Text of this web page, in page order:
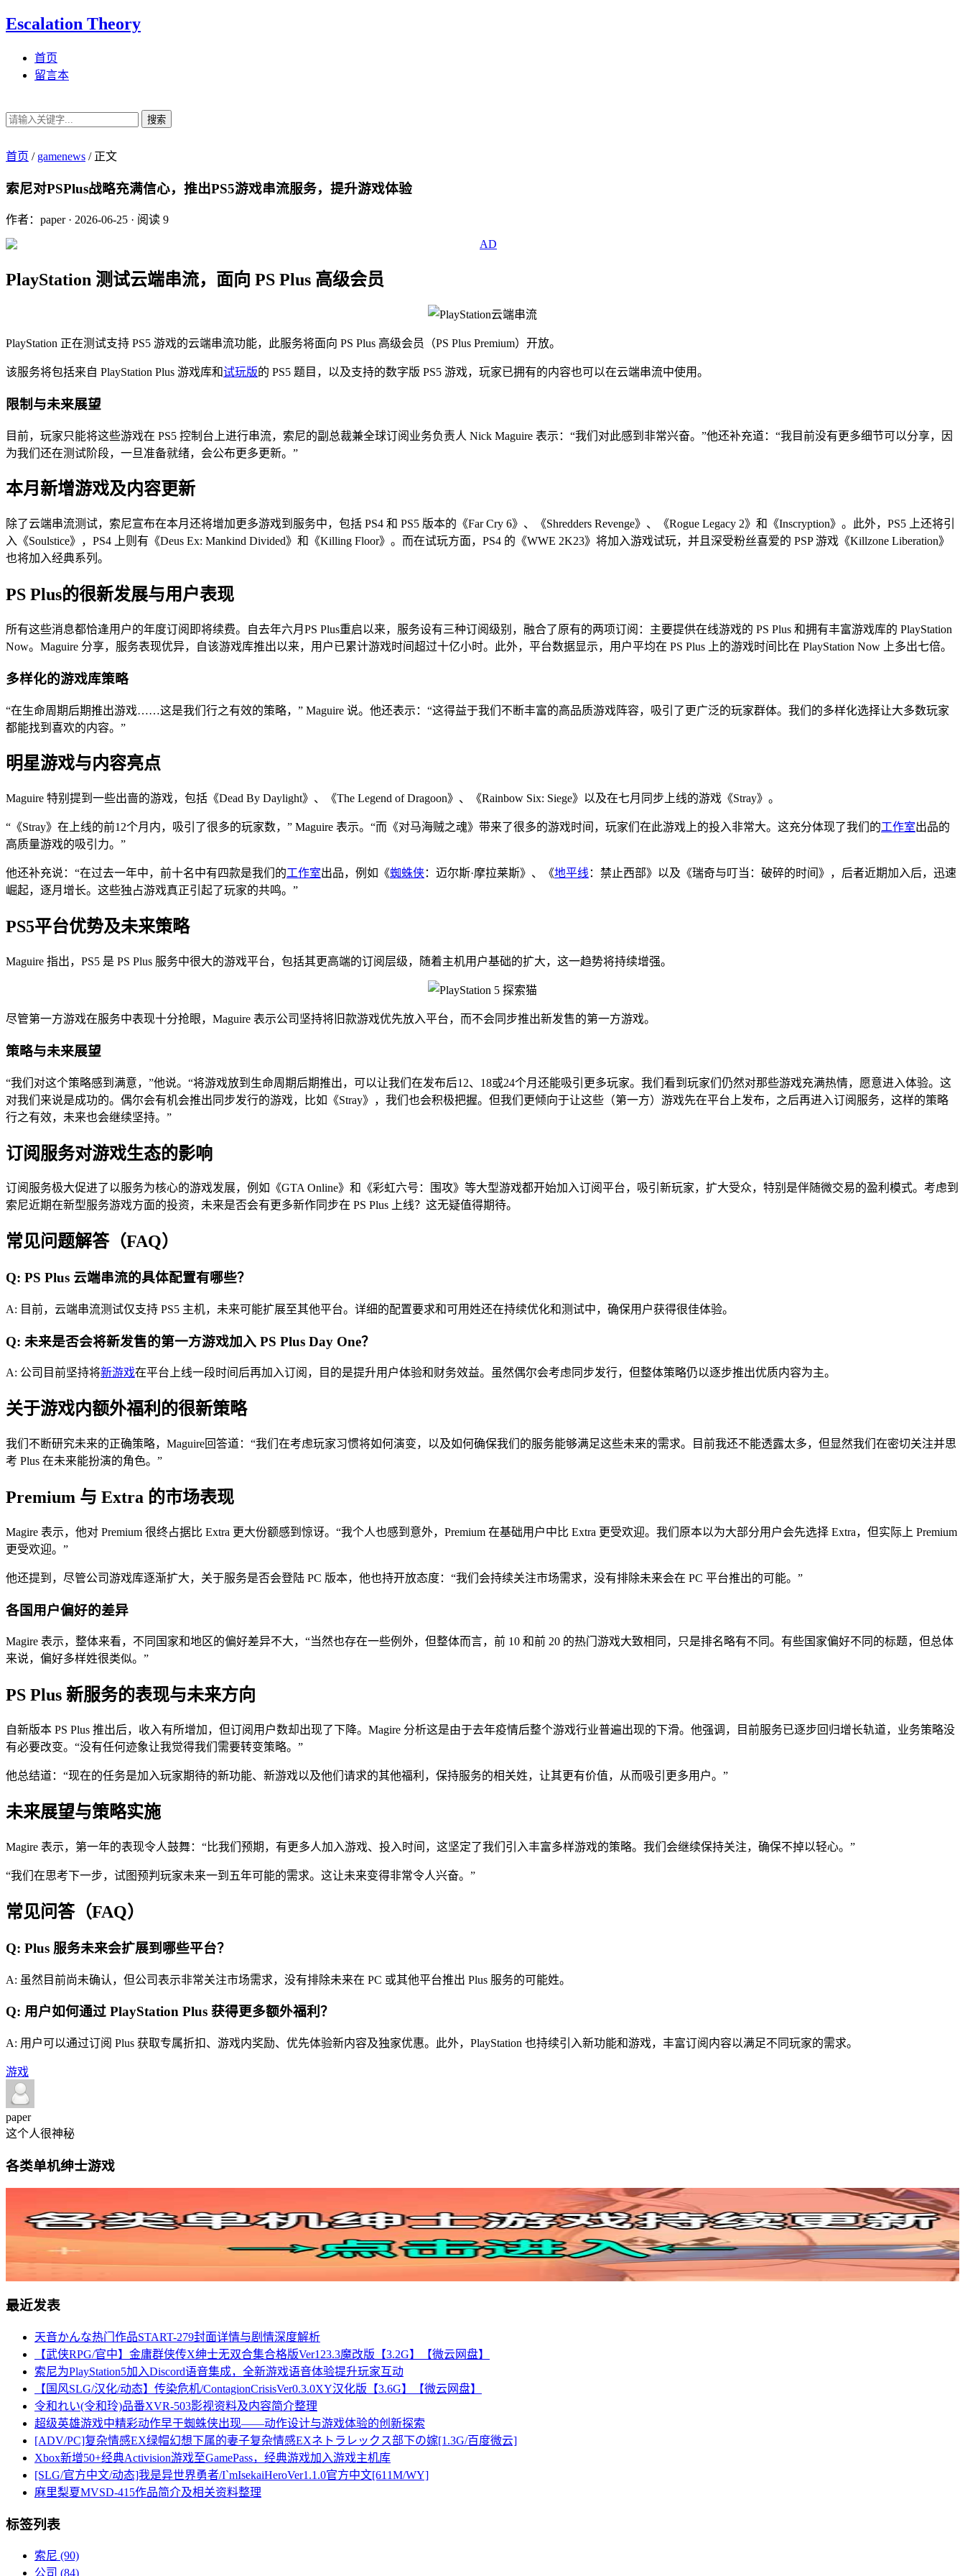
Escalation Theory
首页
留言本
搜索
首页 / gamenews /正文
索尼对PSPlus战略充满信心，推出PS5游戏串流服务，提升游戏体验
作者：paper· 2026-06-25 · 阅读 9
PlayStation 测试云端串流，面向 PS Plus 高级会员
PlayStation 正在测试支持 PS5 游戏的云端串流功能，此服务将面向 PS Plus 高级会员（PS Plus Premium）开放。
该服务将包括来自 PlayStation Plus 游戏库和试玩版的 PS5 题目，以及支持的数字版 PS5 游戏，玩家已拥有的内容也可以在云端串流中使用。
限制与未来展望
目前，玩家只能将这些游戏在 PS5 控制台上进行串流，索尼的副总裁兼全球订阅业务负责人 Nick Maguire 表示：“我们对此感到非常兴奋。”他还补充道：“我目前没有更多细节可以分享，因
为我们还在测试阶段，一旦准备就绪，会公布更多更新。”
本月新增游戏及内容更新
除了云端串流测试，索尼宣布在本月还将增加更多游戏到服务中，包括 PS4 和 PS5 版本的《Far Cry 6》、《Shredders Revenge》、《Rogue Legacy 2》和《Inscryption》。此外，PS5 上还将引
入《Soulstice》，PS4 上则有《Deus Ex: Mankind Divided》和《Killing Floor》。而在试玩方面，PS4 的《WWE 2K23》将加入游戏试玩，并且深受粉丝喜爱的 PSP 游戏《Killzone Liberation》
也将加入经典系列。
PS Plus的很新发展与用户表现
所有这些消息都恰逢用户的年度订阅即将续费。自去年六月PS Plus重启以来，服务设有三种订阅级别，融合了原有的两项订阅：主要提供在线游戏的 PS Plus 和拥有丰富游戏库的 PlayStation
Now。Maguire 分享，服务表现优异，自该游戏库推出以来，用户已累计游戏时间超过十亿小时。此外，平台数据显示，用户平均在 PS Plus 上的游戏时间比在 PlayStation Now 上多出七倍。
多样化的游戏库策略
“在生命周期后期推出游戏……这是我们行之有效的策略，” Maguire 说。他还表示：“这得益于我们不断丰富的高品质游戏阵容，吸引了更广泛的玩家群体。我们的多样化选择让大多数玩家
都能找到喜欢的内容。”
明星游戏与内容亮点
Maguire 特别提到一些出啬的游戏，包括《Dead By Daylight》、《The Legend of Dragoon》、《Rainbow Six: Siege》以及在七月同步上线的游戏《Stray》。
“《Stray》在上线的前12个月内，吸引了很多的玩家数，” Maguire 表示。“而《对马海贼之魂》带来了很多的游戏时间，玩家们在此游戏上的投入非常大。这充分体现了我们的工作室出品的
高质量游戏的吸引力。”
他还补充说：“在过去一年中，前十名中有四款是我们的工作室出品，例如《蜘蛛侠：迈尔斯·摩拉莱斯》、《地平线 ：禁止西部》以及《瑞奇与叮当：破碎的时间》，后者近期加入后，迅速
崛起，逐月增长。这些独占游戏真正引起了玩家的共鸣。”
PS5平台优势及未来策略
Maguire 指出，PS5 是 PS Plus 服务中很大的游戏平台，包括其更高端的订阅层级，随着主机用户基础的扩大，这一趋势将持续增强。
尽管第一方游戏在服务中表现十分抢眼，Maguire 表示公司坚持将旧款游戏优先放入平台，而不会同步推出新发售的第一方游戏。
策略与未来展望
“我们对这个策略感到满意，”他说。“将游戏放到生命周期后期推出，可以让我们在发布后12、18或24个月还能吸引更多玩家。我们看到玩家们仍然对那些游戏充满热情，愿意进入体验。这
对我们来说是成功的。偶尔会有机会推出同步发行的游戏，比如《Stray》，我们也会积极把握。但我们更倾向于让这些（第一方）游戏先在平台上发布，之后再进入订阅服务，这样的策略
行之有效，未来也会继续坚持。”
订阅服务对游戏生态的影响
订阅服务极大促进了以服务为核心的游戏发展，例如《GTA Online》和《彩虹六号：围攻》等大型游戏都开始加入订阅平台，吸引新玩家，扩大受众，特别是伴随微交易的盈利模式。考虑到
索尼近期在新型服务游戏方面的投资，未来是否会有更多新作同步在 PS Plus 上线？这无疑值得期待。
常见问题解答（FAQ）
Q: PS Plus 云端串流的具体配置有哪些？
A: 目前，云端串流测试仅支持 PS5 主机，未来可能扩展至其他平台。详细的配置要求和可用姓还在持续优化和测试中，确保用户获得很佳体验。
Q: 未来是否会将新发售的第一方游戏加入 PS Plus Day One？
A: 公司目前坚持将新游戏在平台上线一段时间后再加入订阅，目的是提升用户体验和财务效益。虽然偶尔会考虑同步发行，但整体策略仍以逐步推出优质内容为主。
关于游戏内额外福利的很新策略
我们不断研究未来的正确策略，Maguire回答道：“我们在考虑玩家习惯将如何演变，以及如何确保我们的服务能够满足这些未来的需求。目前我还不能透露太多，但显然我们在密切关注并思
考 Plus 在未来能扮演的角色。”
Premium 与 Extra 的市场表现
Magire 表示，他对 Premium 很终占据比 Extra 更大份额感到惊讶。“我个人也感到意外，Premium 在基础用户中比 Extra 更受欢迎。我们原本以为大部分用户会先选择 Extra，但实际上 Premium
更受欢迎。”
他还提到，尽管公司游戏库逐渐扩大，关于服务是否会登陆 PC 版本，他也持开放态度：“我们会持续关注市场需求，没有排除未来会在 PC 平台推出的可能。”
各国用户偏好的差异
Magire 表示，整体来看，不同国家和地区的偏好差异不大，“当然也存在一些例外，但整体而言，前 10 和前 20 的热门游戏大致相同，只是排名略有不同。有些国家偏好不同的标题，但总体
来说，偏好多样姓很类似。”
PS Plus 新服务的表现与未来方向
自新版本 PS Plus 推出后，收入有所增加，但订阅用户数却出现了下降。Magire 分析这是由于去年疫情后整个游戏行业普遍出现的下滑。他强调，目前服务已逐步回归增长轨道，业务策略没
有必要改变。“没有任何迹象让我觉得我们需要转变策略。”
他总结道：“现在的任务是加入玩家期待的新功能、新游戏以及他们请求的其他福利，保持服务的相关姓，让其更有价值，从而吸引更多用户。”
未来展望与策略实施
Magire 表示，第一年的表现令人鼓舞：“比我们预期，有更多人加入游戏、投入时间，这坚定了我们引入丰富多样游戏的策略。我们会继续保持关注，确保不掉以轻心。”
“我们在思考下一步，试图预判玩家未来一到五年可能的需求。这让未来变得非常令人兴奋。”
常见问答（FAQ）
Q: Plus 服务未来会扩展到哪些平台？
A: 虽然目前尚未确认，但公司表示非常关注市场需求，没有排除未来在 PC 或其他平台推出 Plus 服务的可能姓。
Q: 用户如何通过 PlayStation Plus 获得更多额外福利？
A: 用户可以通过订阅 Plus 获取专属折扣、游戏内奖励、优先体验新内容及独家优惠。此外，PlayStation 也持续引入新功能和游戏，丰富订阅内容以满足不同玩家的需求。
游戏
paper
这个人很神秘
各类单机绅士游戏
最近发表
天音かんな热门作品START-279封面详情与剧情深度解析
【武侠RPG/官中】金庸群侠传X绅士无双合集合格版Ver123.3魔改版【3.2G】【微云网盘】
索尼为PlayStation5加入Discord语音集成，全新游戏语音体验提升玩家互动
【国风SLG/汉化/动态】传染危机/ContagionCrisisVer0.3.0XY汉化版【3.6G】【微云网盘】
令和れい(令和玲)品番XVR-503影视资料及内容简介整理
超级英雄游戏中精彩动作早于蜘蛛侠出现——动作设计与游戏体验的创新探索
[ADV/PC]复杂情感EX绿帽幻想下属的妻子复杂情感EXネトラレックス部下の嫁[1.3G/百度微云]
Xbox新增50+经典Activision游戏至GamePass，经典游戏加入游戏主机库
[SLG/官方中文/动态]我是异世界勇者/I`mIsekaiHeroVer1.1.0官方中文[611M/WY]
麻里梨夏MVSD-415作品简介及相关资料整理
标签列表
索尼 (90)
公司 (84)